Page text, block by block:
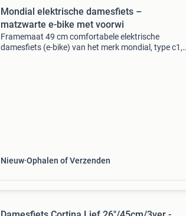
Mondial elektrische damesfiets –
matzwarte e-bike met voorwi
Framemaat 49 cm comfortabele elektrische
damesfiets (e-bike) van het merk mondial, type c1,
Nieuw Ophalen of Verzenden